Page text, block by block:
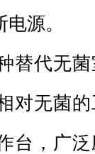
源。
代无菌
对无菌
台，广